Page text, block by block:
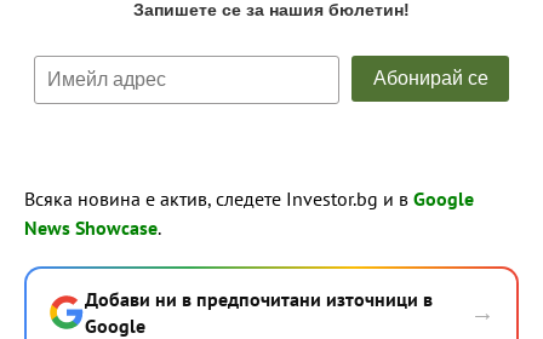
Всяка новина е актив, следете Investor.bg и в Google
News Showcase.
Добави ни в предпочитани източници в
Google
→